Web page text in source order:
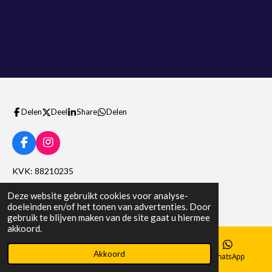
Deze website gebruikt cookies voor analyse-
doeleinden en/of het tonen van advertenties. Door
gebruik te blijven maken van de site gaat u hiermee
akkoord.
Akkoord
Delen Deel Share Delen
F
a
c
e
o
o
k
I
n
s
t
a
g
r
a
KVK: 88210235
Btw nummer: NL004564536B10
Telefoonnummer WhatsApp